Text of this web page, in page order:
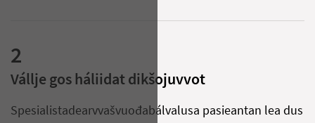
2
Vállje gos háliidat dikšojuvvot
Spesialistadearvvašvuođabálvalusa pasieantan lea dus